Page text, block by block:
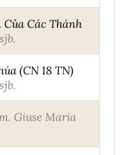
Các Thánh
(CN 18 TN)
Giuse Maria